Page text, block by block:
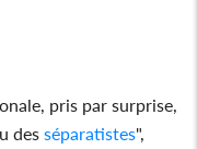
pris par surprise,
des séparatistes",